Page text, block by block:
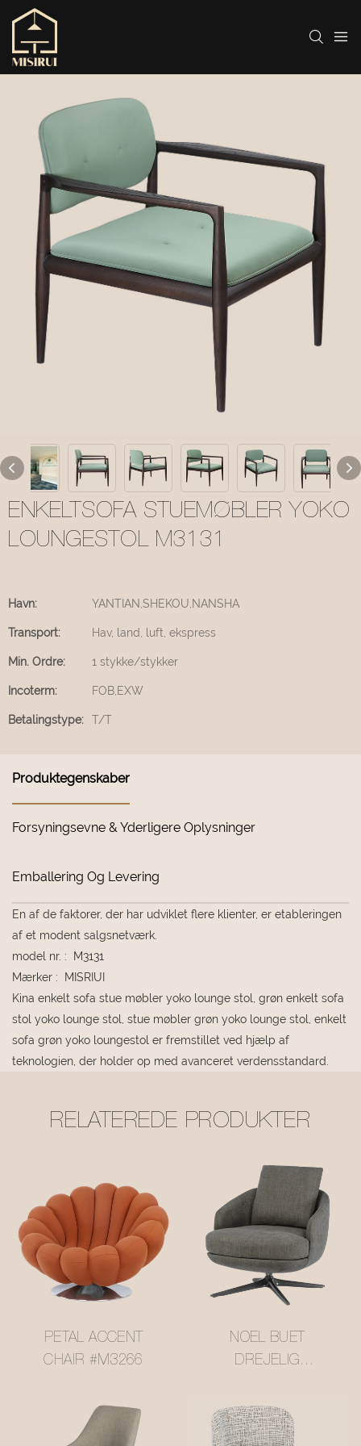
ENKELTSOFA STUEMØBLER YOKO
LOUNGESTOL M3131
Havn: YANTIAN,SHEKOU,NANSHA
Transport: Hav, land, luft, ekspress
Min. Ordre: 1 stykke/stykker
Incoterm: FOB,EXW
Betalingstype: T/T
Produktegenskaber
Forsyningsevne & Yderligere Oplysninger
Emballering Og Levering
En af de faktorer, der har udviklet flere klienter, er etableringen
af ​​et modent salgsnetværk.
model nr. :
M3131
Mærker :
MISRIUI
Kina enkelt sofa stue møbler yoko lounge stol, grøn enkelt sofa
stol yoko lounge stol, stue møbler grøn yoko lounge stol, enkelt
sofa grøn yoko loungestol er fremstillet ved hjælp af
teknologien, der holder op med avanceret verdensstandard.
RELATEREDE PRODUKTER
PETAL ACCENT
CHAIR #M3266
NOEL BUET
DREJELIG
#M3258